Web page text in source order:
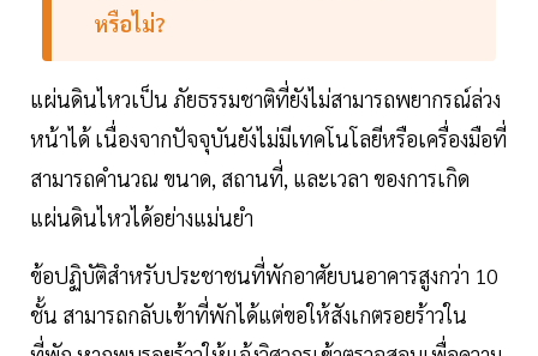
หรือไม่?
แผ่นดินไหวเป็น ภัยธรรมชาติที่ยังไม่สามารถพยากรณ์ล่วง
หน้าได้ เนื่องจากปัจจุบันยังไม่มีเทคโนโลยีหรือเครื่องมือที่
สามารถคำนวณ ขนาด, สถานที่, และเวลา ของการเกิด
แผ่นดินไหวได้อย่างแม่นยำ
ข้อปฏิบัติสำหรับประชาชนที่พักอาศัยบนอาคารสูงกว่า 10
ชั้น สามารถกลับเข้าที่พักได้แต่ขอให้สังเกตรอยร้าวใน